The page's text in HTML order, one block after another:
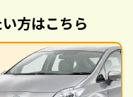
方はこちら